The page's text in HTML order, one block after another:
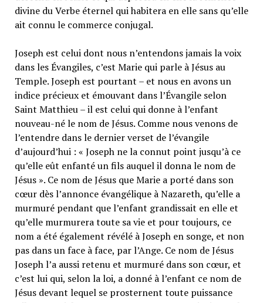
divine du Verbe éternel qui habitera en elle sans qu’elle
ait connu le commerce conjugal.
Joseph est celui dont nous n’entendons jamais la voix
dans les Évangiles, c’est Marie qui parle à Jésus au
Temple. Joseph est pourtant – et nous en avons un
indice précieux et émouvant dans l’Évangile selon
Saint Matthieu – il est celui qui donne à l’enfant
nouveau-né le nom de Jésus. Comme nous venons de
l’entendre dans le dernier verset de l’évangile
d’aujourd’hui : « Joseph ne la connut point jusqu’à ce
qu’elle eût enfanté un fils auquel il donna le nom de
Jésus ». Ce nom de Jésus que Marie a porté dans son
cœur dès l’annonce évangélique à Nazareth, qu’elle a
murmuré pendant que l’enfant grandissait en elle et
qu’elle murmurera toute sa vie et pour toujours, ce
nom a été également révélé à Joseph en songe, et non
pas dans un face à face, par l’Ange. Ce nom de Jésus
Joseph l’a aussi retenu et murmuré dans son cœur, et
c’est lui qui, selon la loi, a donné à l’enfant ce nom de
Jésus devant lequel se prosternent toute puissance